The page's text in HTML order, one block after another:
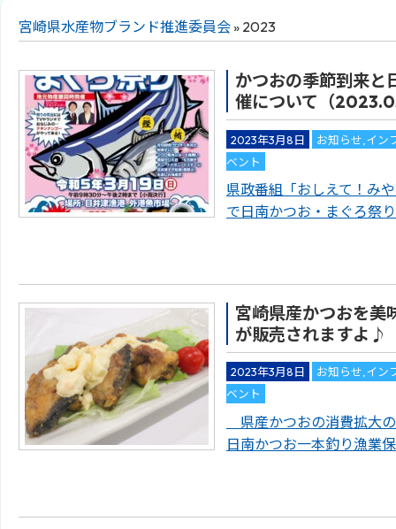
宮崎県水産物ブランド推進委員会» 2023
かつおの季節到来と
催について（
2023年3月8日 お知らせ イン
ベント
県政番組「おしえて！み
で日南かつお・まぐろ祭
宮崎県産かつおを美
が販売されますよ♪
2023年3月8日 お知らせ イン
ベント
県産かつおの消費拡大
日南かつお一本釣り漁業